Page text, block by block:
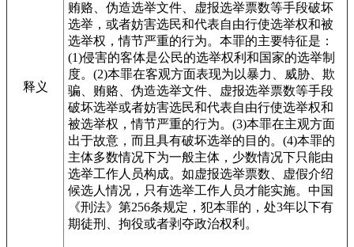
释义
贿赂、伪造选举文件、虚报选举票数等手段破坏
选举，或者妨害选民和代表自由行使选举权和被
选举权，情节严重的行为。本罪的主要特征是：
(1)侵害的客体是公民的选举权利和国家的选举制
度。(2)本罪在客观方面表现为以暴力、威胁、欺
骗、贿赂、伪造选举文件、虚报选举票数等手段
破坏选举或者妨害选民和代表自由行使选举权和
被选举权，情节严重的行为。(3)本罪在主观方面
出于故意，而且具有破坏选举的目的。(4)本罪的
主体多数情况下为一般主体，少数情况下只能由
选举工作人员构成。如虚报选举票数、虚假介绍
候选人情况，只有选举工作人员才能实施。中国
《刑法》第256条规定，犯本罪的，处3年以下有
期徒刑、拘役或者剥夺政治权利。